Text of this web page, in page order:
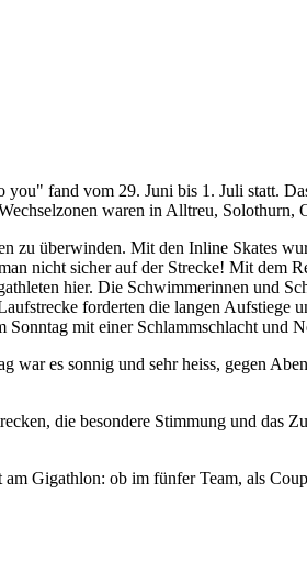
fand vom 29. Juni bis 1. Juli statt.
waren in Alltreu, Solothurn,
zu überwinden. Mit den Inline Skates
nicht sicher auf der Strecke! Mit dem
hier. Die Schwimmerinnen und
forderten die langen
Sonntag mit einer Schlammschlacht und
war es sonnig und sehr heiss, gegen
die besondere Stimmung und das
Gigathlon: ob im fünfer Team, als